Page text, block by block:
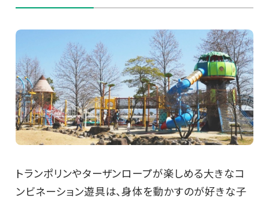
トランポリンやターザンロープが楽しめる大きなコ
ンビネーション遊具は、身体を動かすのが好きな子